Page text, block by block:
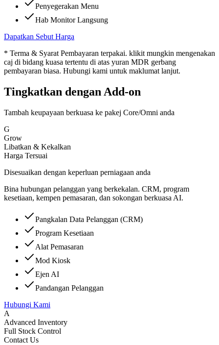
Penyegerakan Menu
Hab Monitor Langsung
Dapatkan Sebut Harga
* Terma & Syarat Pembayaran terpakai. klikit mungkin mengenakan
caj di bidang kuasa tertentu di atas yuran MDR gerbang
pembayaran biasa. Hubungi kami untuk maklumat lanjut.
Tingkatkan dengan Add-on
Tambah keupayaan berkuasa ke pakej Core/Omni anda
G
Grow
Libatkan & Kekalkan
Harga Tersuai
Disesuaikan dengan keperluan perniagaan anda
Bina hubungan pelanggan yang berkekalan. CRM, program
kesetiaan, kempen pemasaran, dan sokongan berkuasa AI.
Pangkalan Data Pelanggan (CRM)
Program Kesetiaan
Alat Pemasaran
Mod Kiosk
Ejen AI
Pandangan Pelanggan
Hubungi Kami
A
Advanced Inventory
Full Stock Control
Contact Us